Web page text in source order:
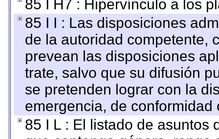
85 I H7 : Hipervínculo a los
85 I I : Las disposiciones
de la autoridad competente,
prevean las disposiciones
trate, salvo que su difusión
se pretenden lograr con la
emergencia, de
85 I L : El listado de asuntos